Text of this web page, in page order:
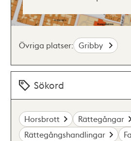
Övriga platser: Gribby
Sökord
Horsbrott
Rättegångar
Rättegångshandlingar